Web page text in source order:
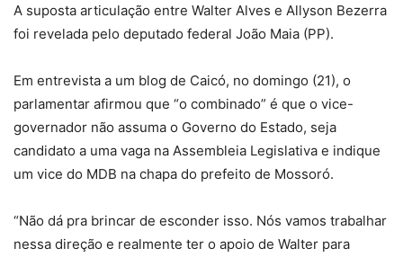
A suposta articulação entre Walter Alves e Allyson Bezerra
foi revelada pelo deputado federal João Maia (PP).
Em entrevista a um blog de Caicó, no domingo (21), o
parlamentar afirmou que “o combinado” é que o vice-
governador não assuma o Governo do Estado, seja
candidato a uma vaga na Assembleia Legislativa e indique
um vice do MDB na chapa do prefeito de Mossoró.
“Não dá pra brincar de esconder isso. Nós vamos trabalhar
nessa direção e realmente ter o apoio de Walter para